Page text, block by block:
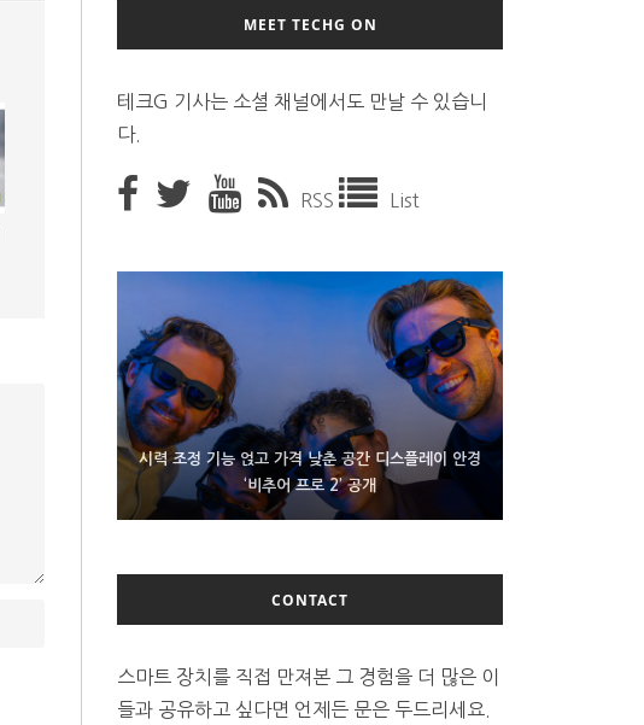
MEET TECHG ON
테크G 기사는 소셜 채널에서도 만날 수 있습니
다.
RSS List
시력 조정 기능 얹고 가격 낮춘 공간 디스플레이 안경
‘비추어 프로 2’ 공개
D램 부족에 10억달러어치 아이폰18 프로세서 패키징
대기 중
300~400달러 반지형 스피커 준비하는 오픈AI
CONTACT
스마트 장치를 직접 만져본 그 경험을 더 많은 이
들과 공유하고 싶다면 언제든 문은 두드리세요.